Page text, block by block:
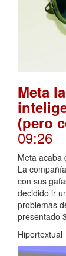
Meta
(pero
09:26
Meta acaba
La
con sus
decidido ir
problemas
presentado
Hipertextual